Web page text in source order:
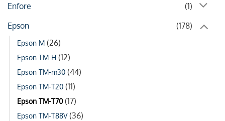
Enfore
(1)
Epson
(178)
Epson M (26)
Epson TM-H (12)
Epson TM-m30 (44)
Epson TM-T20 (11)
Epson TM-T70(17)
Epson TM-T88V(36)